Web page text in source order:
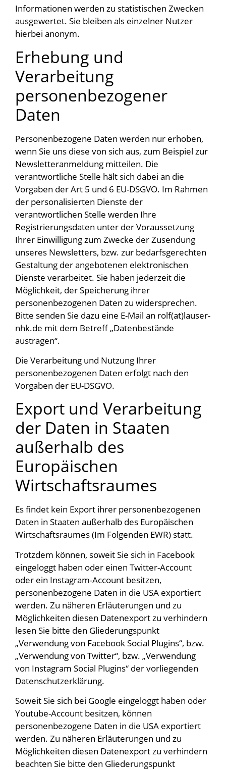
Informationen werden zu statistischen Zwecken
ausgewertet. Sie bleiben als einzelner Nutzer
hierbei anonym.
Erhebung und
Verarbeitung
personenbezogener
Daten
Personenbezogene Daten werden nur erhoben,
wenn Sie uns diese von sich aus, zum Beispiel zur
Newsletteranmeldung mitteilen. Die
verantwortliche Stelle hält sich dabei an die
Vorgaben der Art 5 und 6 EU-DSGVO. Im Rahmen
der personalisierten Dienste der
verantwortlichen Stelle werden Ihre
Registrierungsdaten unter der Voraussetzung
Ihrer Einwilligung zum Zwecke der Zusendung
unseres Newsletters, bzw. zur bedarfsgerechten
Gestaltung der angebotenen elektronischen
Dienste verarbeitet. Sie haben jederzeit die
Möglichkeit, der Speicherung ihrer
personenbezogenen Daten zu widersprechen.
Bitte senden Sie dazu eine E-Mail an rolf(at)lauser-
nhk.de mit dem Betreff „Datenbestände
austragen“.
Die Verarbeitung und Nutzung Ihrer
personenbezogenen Daten erfolgt nach den
Vorgaben der EU-DSGVO.
Export und Verarbeitung
der Daten in Staaten
außerhalb des
Europäischen
Wirtschaftsraumes
Es findet kein Export ihrer personenbezogenen
Daten in Staaten außerhalb des Europäischen
Wirtschaftsraumes (Im Folgenden EWR) statt.
Trotzdem können, soweit Sie sich in Facebook
eingeloggt haben oder einen Twitter-Account
oder ein Instagram-Account besitzen,
personenbezogene Daten in die USA exportiert
werden. Zu näheren Erläuterungen und zu
Möglichkeiten diesen Datenexport zu verhindern
lesen Sie bitte den Gliederungspunkt
„Verwendung von Facebook Social Plugins“, bzw.
„Verwendung von Twitter“, bzw. „Verwendung
von Instagram Social Plugins“ der vorliegenden
Datenschutzerklärung.
Soweit Sie sich bei Google eingeloggt haben oder
Youtube-Account besitzen, können
personenbezogene Daten in die USA exportiert
werden. Zu näheren Erläuterungen und zu
Möglichkeiten diesen Datenexport zu verhindern
beachten Sie bitte den Gliederungspunkt